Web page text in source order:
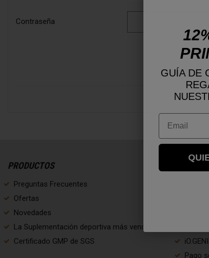
Contraseña
PRODUCTOS
Preguntas Frecuentes
Ofertas
Novedades
La Suplementación deportiva más vendida!
Certificado GMP de SGS
Pago
GUÍA DE
Email